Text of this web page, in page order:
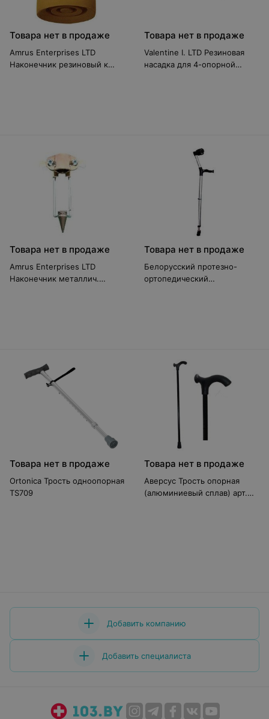
Товара нет в продаже
Amrus Enterprises LTD
Наконечник резиновый к
Товара нет в продаже
Valentine I. LTD Резиновая
насадка для 4-опорной
Товара нет в продаже
Amrus Enterprises LTD
Наконечник металлич.
Товара нет в продаже
Белорусский протезно-
ортопедический
Товара нет в продаже
Ortonica Трость одноопорная
TS709
Товара нет в продаже
Аверсус Трость опорная
(алюминиевый сплав) арт.
Добавить компанию
Добавить специалиста